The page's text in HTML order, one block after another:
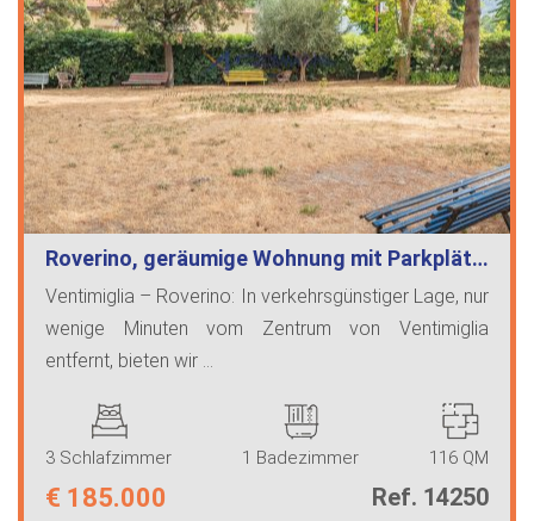
Roverino, geräumige Wohnung mit Parkplät…
Ventimiglia – Roverino: In verkehrsgünstiger Lage, nur
wenige Minuten vom Zentrum von Ventimiglia
entfernt, bieten wir ...
3 Schlafzimmer 1 Badezimmer 116 QM
€ 185.000 Ref. 14250